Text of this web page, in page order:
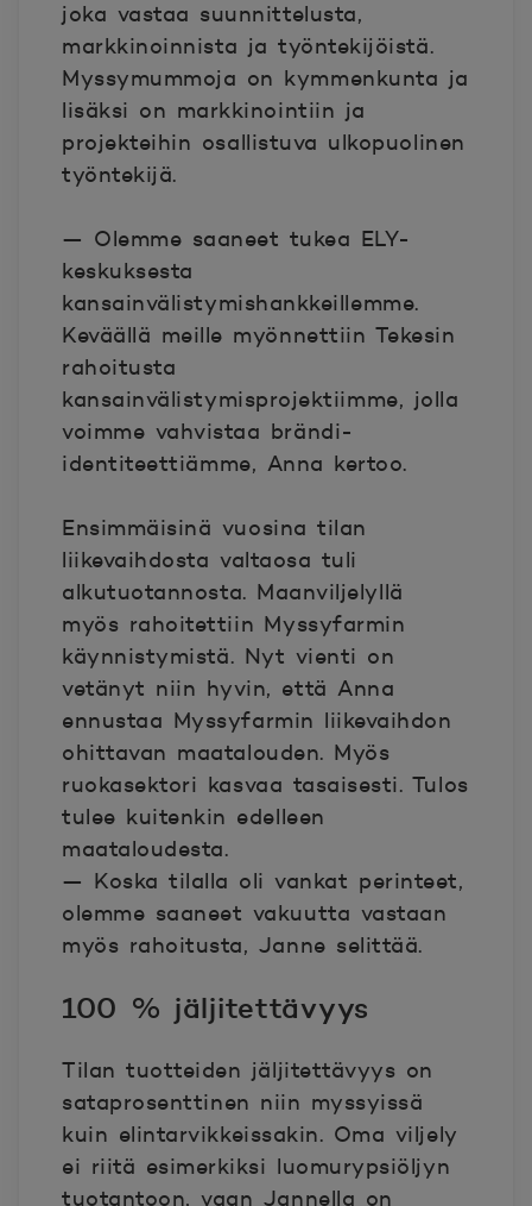
joka vastaa suunnittelusta,
markkinoinnista ja työntekijöistä.
Myssymummoja on kymmenkunta ja
lisäksi on markkinointiin ja
projekteihin osallistuva ulkopuolinen
työntekijä.
— Olemme saaneet tukea ELY-
keskuksesta
kansainvälistymishankkeillemme.
Keväällä meille myönnettiin Tekesin
rahoitusta
kansainvälistymisprojektiimme, jolla
voimme vahvistaa brändi-
identiteettiämme, Anna kertoo.
Ensimmäisinä vuosina tilan
liikevaihdosta valtaosa tuli
alkutuotannosta. Maanviljelyllä
myös rahoitettiin Myssyfarmin
käynnistymistä. Nyt vienti on
vetänyt niin hyvin, että Anna
ennustaa Myssyfarmin liikevaihdon
ohittavan maatalouden. Myös
ruokasektori kasvaa tasaisesti. Tulos
tulee kuitenkin edelleen
maataloudesta.
— Koska tilalla oli vankat perinteet,
olemme saaneet vakuutta vastaan
myös rahoitusta, Janne selittää.
100 % jäljitettävyys
Tilan tuotteiden jäljitettävyys on
sataprosenttinen niin myssyissä
kuin elintarvikkeissakin. Oma viljely
ei riitä esimerkiksi luomurypsiöljyn
tuotantoon, vaan Jannella on